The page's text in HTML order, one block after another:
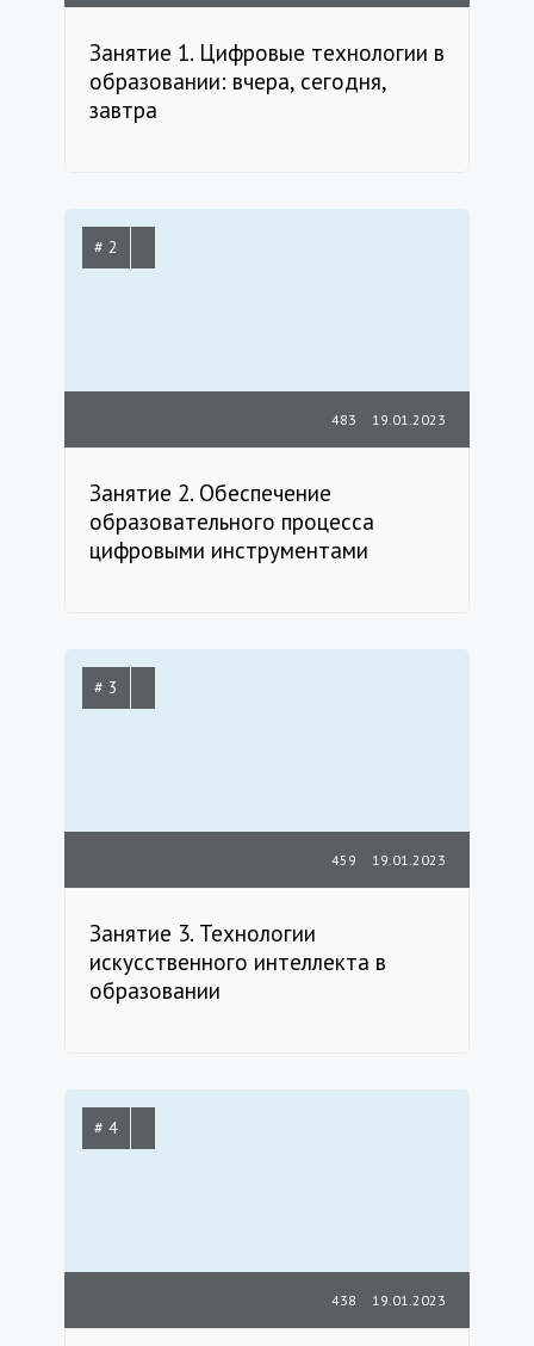
Занятие 1. Цифровые технологии в
образовании: вчера, сегодня,
завтра
# 2
19.01.2023
483
Занятие 2. Обеспечение
образовательного процесса
цифровыми инструментами
# 3
19.01.2023
459
Занятие 3. Технологии
искусственного интеллекта в
образовании
# 4
19.01.2023
438